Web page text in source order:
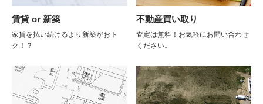
賃貸 or 新築
家賃を払い続けるより新築がおト
ク！？
不動産買い取り
査定は無料！お気軽にお問い合わせ
ください。